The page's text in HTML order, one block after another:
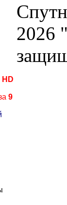
2026
HD
9